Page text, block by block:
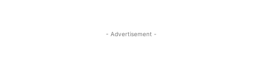
- Advertisement -